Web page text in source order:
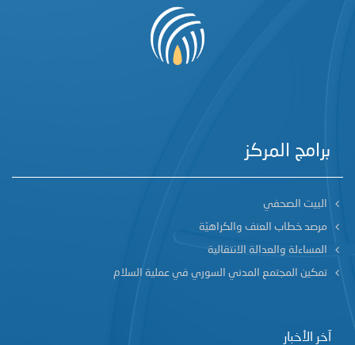
برامج المركز
البيت الصحفي
مرصد خطاب العنف والكراهيّة
المساءلة والعدالة الانتقالية
تمكين المجتمع المدني السوري في عملية السلام
آخر الأخبار